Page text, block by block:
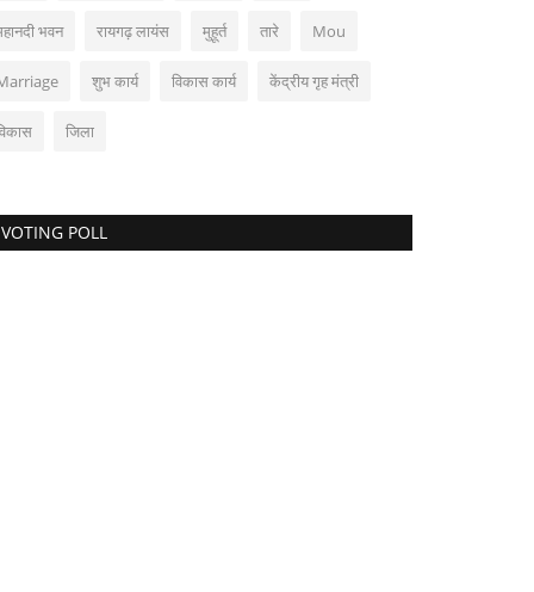
भवन रायगढ़ लायंस मुहूर्त तारे Mou
शुभ कार्य विकास कार्य केंद्रीय गृह मंत्री
जिला
VOTING POLL